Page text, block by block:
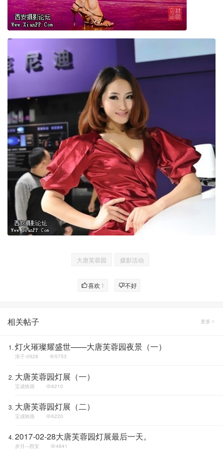
大唐芙蓉园 摄影活动
喜欢 1 不好
相关帖子 更多
灯火璀璨耀盛世——大唐芙蓉园夜景（一）
浪子-0928 5753
大唐芙蓉园灯展（一）
宝成铁路 6210
大唐芙蓉园灯展（二）
宝成铁路 6220
2017-02-28大唐芙蓉园灯展最后一天。
岁月---西安 4841